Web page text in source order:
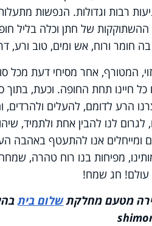
רבות וגדולות. הנפשות
ההשתוקקות של חתן וכלה בליל
בה חומר ורוח, אש ומים, טוב
המטורף, אחר מסיחי דעת מכל
כל חיינו תחת החופה. וכעת,
הרע לדומם, להעלים ולהרדים,
לנו להבין אחת ולתמיד,
ומייחלים אנו להתעטף באהבה
מפיחות בנו רוח טהרה,
עולם! חג שמח!
מטעם מחלקתשלום בית